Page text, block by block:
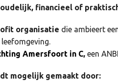
financieel of
organisatie die ambieert
Amersfoort in C,een
mogelijk gemaakt door: